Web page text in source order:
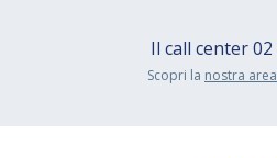
Il call center02
Scopri la nostra